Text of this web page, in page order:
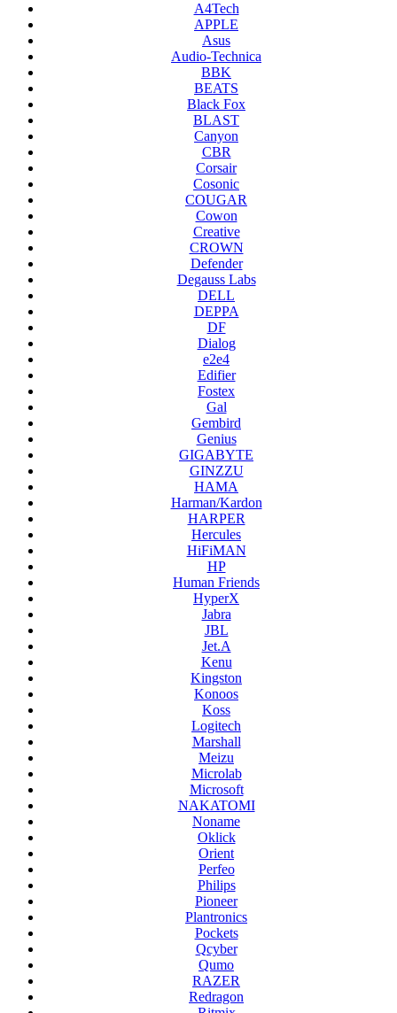
A4Tech
APPLE
Asus
Audio-Technica
BBK
BEATS
Black Fox
BLAST
Canyon
CBR
Corsair
Cosonic
COUGAR
Cowon
Creative
CROWN
Defender
Degauss Labs
DELL
DEPPA
DF
Dialog
e2e4
Edifier
Fostex
Gal
Gembird
Genius
GIGABYTE
GINZZU
HAMA
Harman/Kardon
HARPER
Hercules
HiFiMAN
HP
Human Friends
HyperX
Jabra
JBL
Jet.A
Kenu
Kingston
Konoos
Koss
Logitech
Marshall
Meizu
Microlab
Microsoft
NAKATOMI
Noname
Oklick
Orient
Perfeo
Philips
Pioneer
Plantronics
Pockets
Qcyber
Qumo
RAZER
Redragon